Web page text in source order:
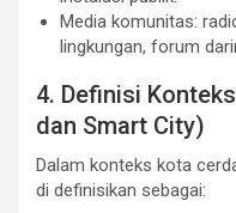
Media komunitas:
lingkungan, forum
4. Definisi
dan Smart City)
Dalam konteks kota
di definisikan sebagai: